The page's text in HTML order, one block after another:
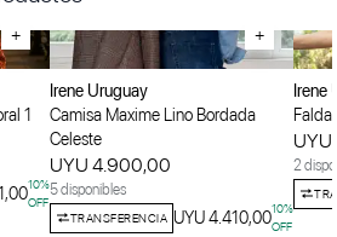
+
1
10%
OFF
+
Irene Uruguay
Camisa Maxime Lino Bordada
Celeste
UYU 4.900,00
5 disponibles
TRANSFERENCIA UYU 4.410,0010%
OFF
Irene
Falda
2